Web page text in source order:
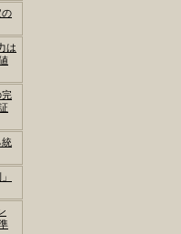
の
は
完